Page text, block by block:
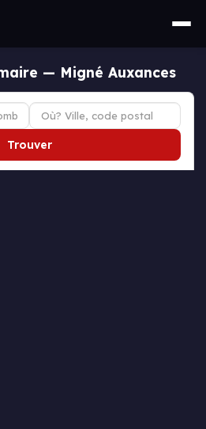
— Migné Auxances
Trouver